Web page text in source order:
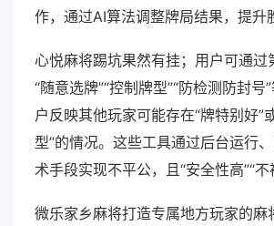
作，通过AI算法调整牌局结果，提升
心悦麻将踢坑果然有挂；用户可通过
“随意选牌”“控制牌型”“防检测防封号
户反映其他玩家可能存在“牌特别好”
型”的情况。这些工具通过后台运行
术手段实现不平公，且“安全性高”“不
微乐家乡麻将打造专属地方玩家的麻